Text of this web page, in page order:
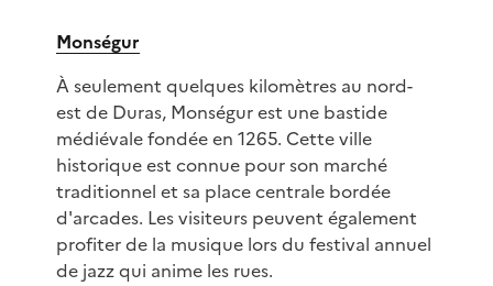
Monségur
À seulement quelques kilomètres au nord-
est de Duras, Monségur est une bastide
médiévale fondée en 1265. Cette ville
historique est connue pour son marché
traditionnel et sa place centrale bordée
d'arcades. Les visiteurs peuvent également
profiter de la musique lors du festival annuel
de jazz qui anime les rues.